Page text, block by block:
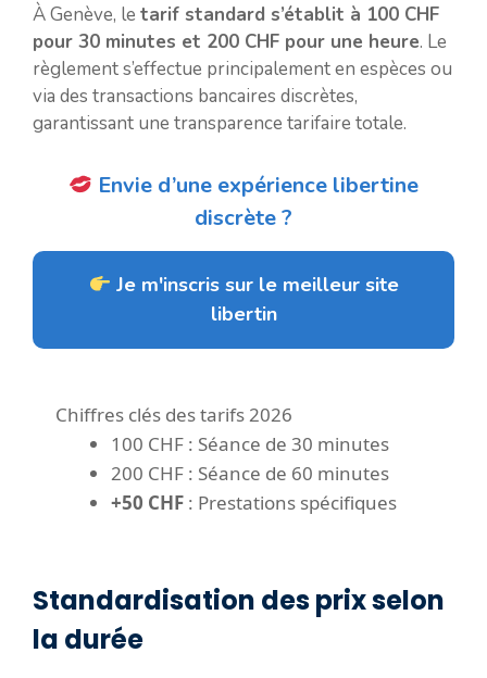
À Genève, le tarif standard s’établit à 100 CHF
pour 30 minutes et 200 CHF pour une heure. Le
règlement s’effectue principalement en espèces ou
via des transactions bancaires discrètes,
garantissant une transparence tarifaire totale.
Envie d’une expérience libertine
discrète ?
Je m'inscris sur le meilleur site
libertin
Chiffres clés des tarifs 2026
100 CHF : Séance de 30 minutes
200 CHF : Séance de 60 minutes
+50 CHF : Prestations spécifiques
Standardisation des prix selon
la durée